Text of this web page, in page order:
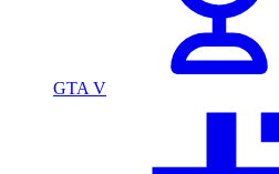
GTA V